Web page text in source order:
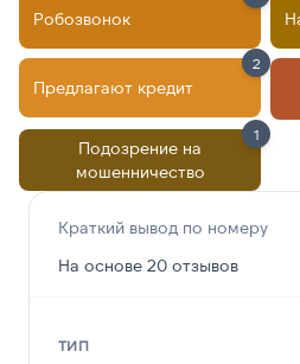
Робозвонок
Предлагают кредит
2
Подозрение на
мошенничество
1
Краткий вывод по номеру
На основе 20 отзывов
ТИП